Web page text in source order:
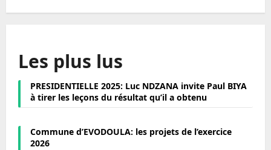
Les plus lus
PRESIDENTIELLE 2025: Luc NDZANA invite Paul BIYA
à tirer les leçons du résultat qu’il a obtenu
Commune d’EVODOULA: les projets de l’exercice
2026